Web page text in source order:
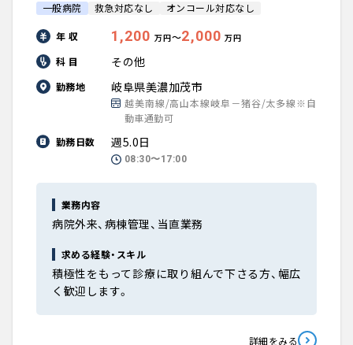
一般病院 救急対応なし オンコール対応なし
年 収 1,200 万円〜2,000 万円
科 目 その他
勤務地 岐阜県美濃加茂市
越美南線/高山本線岐阜－猪谷/太多線※自
動車通勤可
勤務日数
週5.0日
08:30〜17:00
業務内容
病院外来、病棟管理、当直業務
求める経験・スキル
積極性をもって診療に取り組んで下さる方、幅広
く歓迎します。
詳細をみる